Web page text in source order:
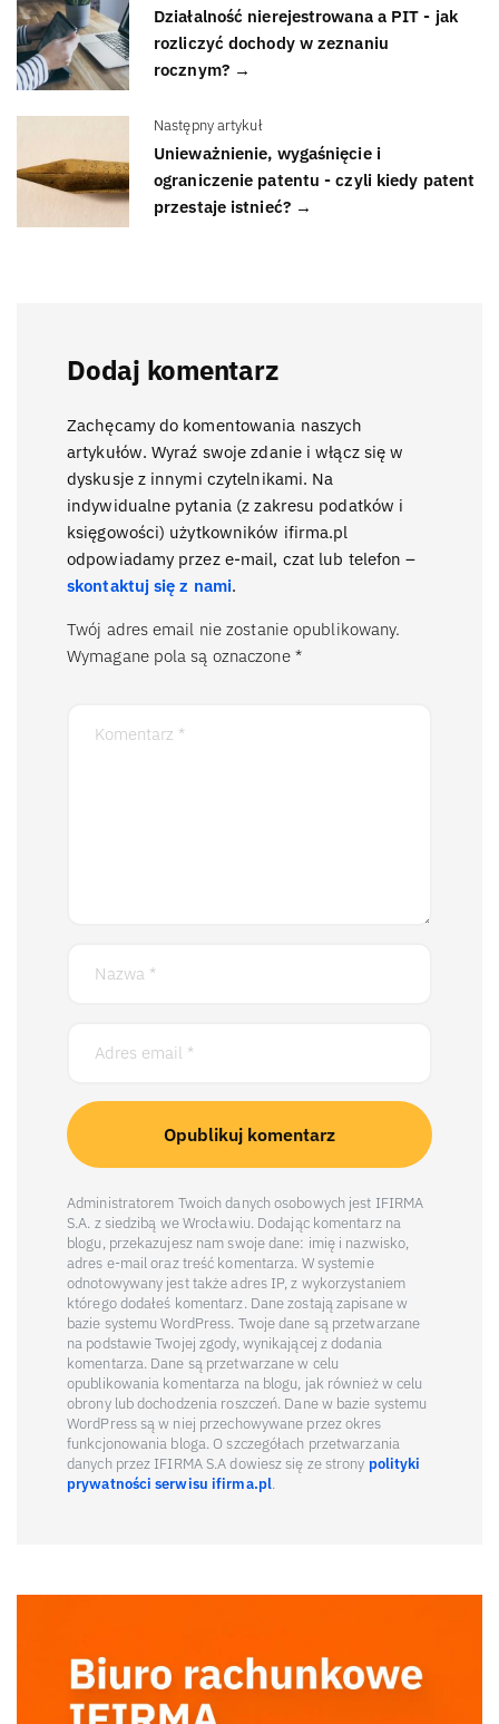
Działalność nierejestrowana a PIT - jak
rozliczyć dochody w zeznaniu
rocznym? →
Następny artykuł
Unieważnienie, wygaśnięcie i
ograniczenie patentu - czyli kiedy patent
przestaje istnieć? →
Dodaj komentarz
Zachęcamy do komentowania naszych
artykułów. Wyraź swoje zdanie i włącz się w
dyskusje z innymi czytelnikami. Na
indywidualne pytania (z zakresu podatków i
księgowości) użytkowników ifirma.pl
odpowiadamy przez e-mail, czat lub telefon –
skontaktuj się z nami.
Twój adres email nie zostanie opublikowany.
Wymagane pola są oznaczone *
Administratorem Twoich danych osobowych jest IFIRMA
S.A. z siedzibą we Wrocławiu. Dodając komentarz na
blogu, przekazujesz nam swoje dane: imię i nazwisko,
adres e-mail oraz treść komentarza. W systemie
odnotowywany jest także adres IP, z wykorzystaniem
którego dodałeś komentarz. Dane zostają zapisane w
bazie systemu WordPress. Twoje dane są przetwarzane
na podstawie Twojej zgody, wynikającej z dodania
komentarza. Dane są przetwarzane w celu
opublikowania komentarza na blogu, jak również w celu
obrony lub dochodzenia roszczeń. Dane w bazie systemu
WordPress są w niej przechowywane przez okres
funkcjonowania bloga. O szczegółach przetwarzania
danych przez IFIRMA S.A dowiesz się ze strony polityki
prywatności serwisu ifirma.pl.